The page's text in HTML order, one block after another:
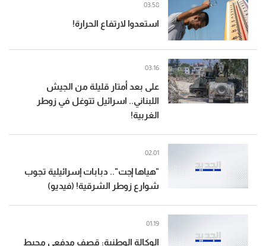
استعدوا لارتفاع الحرارة!
03:58
على بعد أمتار قليلة من الجيش
اللبناني.. اسرائيل تتوغل في زوطر
الغربية!
03:16
"هياها إجت".. دبابات إسرائيلية تجوب
شوارع زوطر الشرقية! (فيديو)
02:01
الوكالة الوطنية: قصف مدفعي محيط
01:19